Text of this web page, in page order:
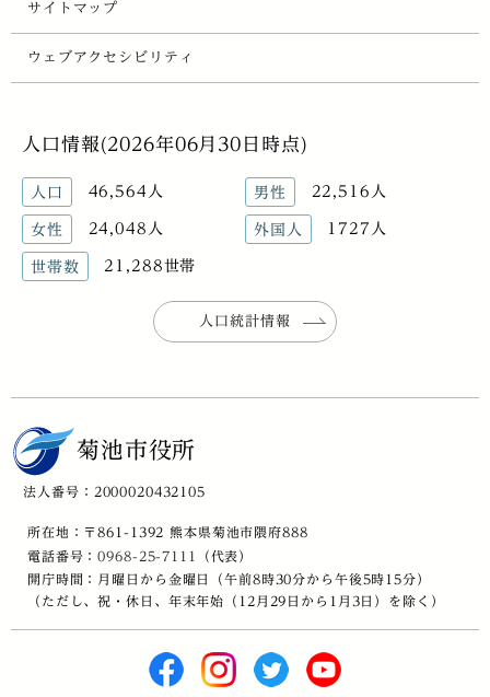
サイトマップ
ウェブアクセシビリティ
人口情報(2026年06月30日時点)
人口 46,564人 男性 22,516人
女性 24,048人 外国人 1727人
世帯数 21,288世帯
人口統計情報
菊池市役所
法人番号：2000020432105
所在地：〒861-1392 熊本県菊池市隈府888
電話番号：0968-25-7111
（代表）
開庁時間：月曜日から金曜日（午前8時30分から午後5時15分）
（ただし、祝・休日、年末年始（12月29日から1月3日）を除く）